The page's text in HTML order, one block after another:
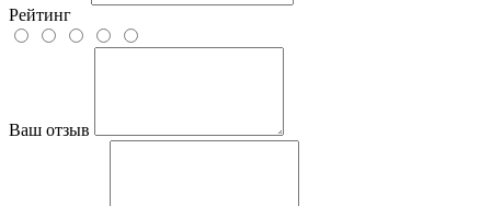
Рейтинг
Ваш отзыв